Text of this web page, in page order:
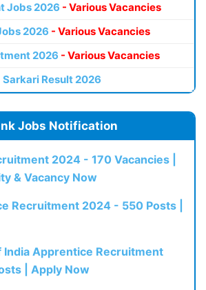
Jobs 2026 - Various Vacancies
2026 - Various Vacancies
2026 - Various Vacancies
Sarkari Result 2026
Jobs Notification
2024 - 170 Vacancies |
& Vacancy Now
Recruitment 2024 - 550 Posts |
India Apprentice Recruitment
| Apply Now